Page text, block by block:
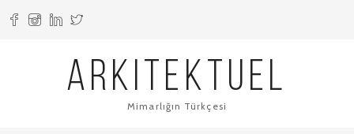
ARKITEKTUEL
Mimarlığın Türkçesi